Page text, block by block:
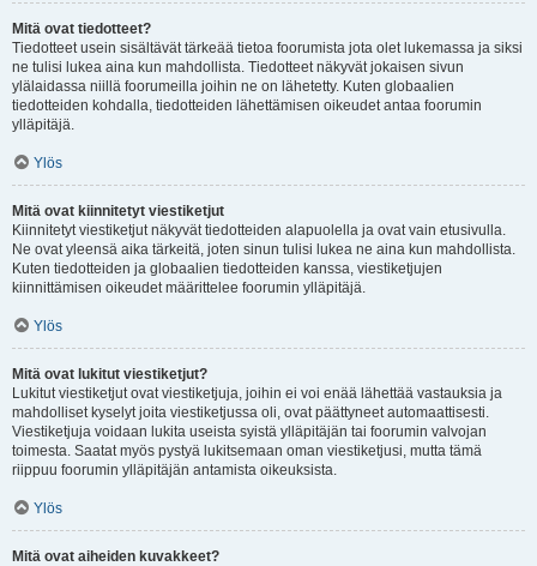
Mitä ovat tiedotteet?
Tiedotteet usein sisältävät tärkeää tietoa foorumista jota olet lukemassa ja siksi
ne tulisi lukea aina kun mahdollista. Tiedotteet näkyvät jokaisen sivun
ylälaidassa niillä foorumeilla joihin ne on lähetetty. Kuten globaalien
tiedotteiden kohdalla, tiedotteiden lähettämisen oikeudet antaa foorumin
ylläpitäjä.
Ylös
Mitä ovat kiinnitetyt viestiketjut
Kiinnitetyt viestiketjut näkyvät tiedotteiden alapuolella ja ovat vain etusivulla.
Ne ovat yleensä aika tärkeitä, joten sinun tulisi lukea ne aina kun mahdollista.
Kuten tiedotteiden ja globaalien tiedotteiden kanssa, viestiketjujen
kiinnittämisen oikeudet määrittelee foorumin ylläpitäjä.
Ylös
Mitä ovat lukitut viestiketjut?
Lukitut viestiketjut ovat viestiketjuja, joihin ei voi enää lähettää vastauksia ja
mahdolliset kyselyt joita viestiketjussa oli, ovat päättyneet automaattisesti.
Viestiketjuja voidaan lukita useista syistä ylläpitäjän tai foorumin valvojan
toimesta. Saatat myös pystyä lukitsemaan oman viestiketjusi, mutta tämä
riippuu foorumin ylläpitäjän antamista oikeuksista.
Ylös
Mitä ovat aiheiden kuvakkeet?